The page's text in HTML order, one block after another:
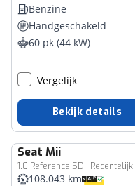
Benzine
Handgeschakeld
60 pk (44 kW)
Vergelijk
Bekijk details
Seat Mii
108.043 km